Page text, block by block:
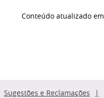
Conteúdo atualizado em
Sugestões e Reclamações